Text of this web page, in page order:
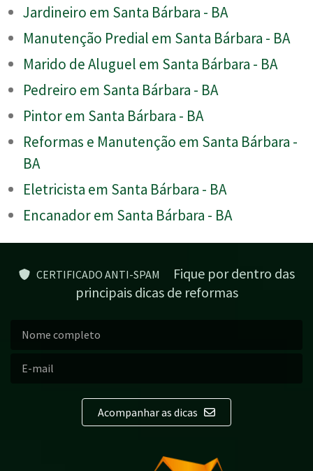
Jardineiro em Santa Bárbara - BA
Manutenção Predial em Santa Bárbara - BA
Marido de Aluguel em Santa Bárbara - BA
Pedreiro em Santa Bárbara - BA
Pintor em Santa Bárbara - BA
Reformas e Manutenção em Santa Bárbara -
BA
Eletricista em Santa Bárbara - BA
Encanador em Santa Bárbara - BA
CERTIFICADO ANTI-SPAM
Fique por dentro das
principais dicas de reformas
Acompanhar as dicas